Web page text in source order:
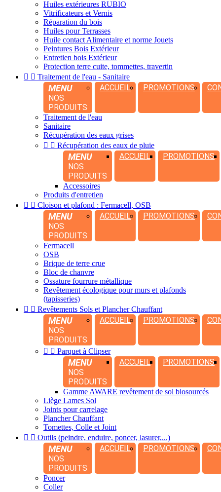
Huiles extérieures RUBIO
Vitrificateurs et Vernis
Réparation du bois
Huiles pour Terrasses
Huile contact Alimentaire et norme Jouets
Peintures Bois Extérieur
Entretien bois Extérieur
Protection terre cuite, tommettes, travertin
  Traitement de l'eau - Sanitaire
MENU
NOS
PRODUITS
ACCUEIL PROMOTIONS
Traitement de l'eau
Sanitaire
Récupération des eaux grises
  Récupération des eaux de pluie
MENU
NOS
PRODUITS
ACCUEIL PROMOTIONS
Accessoires
Produits d'entretien
  Cloison et plafond : Fermacell, OSB
MENU
NOS
PRODUITS
ACCUEIL PROMOTIONS
Fermacell
OSB
Brique de terre crue
Bloc de chanvre
Ossature fourrure métallique
Revêtement écologique pour murs et plafonds
(tapisseries)
  Revêtements Sols et Plancher Chauffant
MENU
NOS
PRODUITS
ACCUEIL PROMOTIONS
  Parquet à Clipser
MENU
NOS
PRODUITS
ACCUEIL PROMOTIONS
Gamme AWARE revêtement de sol biosourcés
Liège Lames Sol
Joints pour carrelage
Plancher Chauffant
Tomettes, Colle et Joint
  Outils (peindre, enduire, poncer, lasurer,...)
MENU
NOS
PRODUITS
ACCUEIL PROMOTIONS
Poncer
Coller